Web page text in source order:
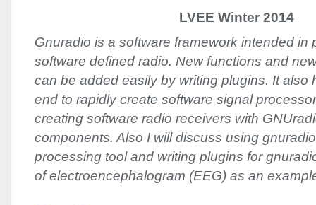
LVEE Winter 2014
Gnuradio is a software framework intended in
software defined radio. New functions and
can be added easily by writing plugins. It also
end to rapidly create software signal
creating software radio receivers with
components. Also I will discuss using
processing tool and writing plugins for
of electroencephalogram (EEG) as an